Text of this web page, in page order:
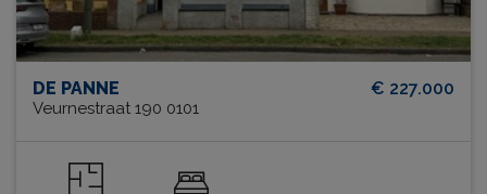
€ 227.000
DE PANNE
Veurnestraat 190 0101